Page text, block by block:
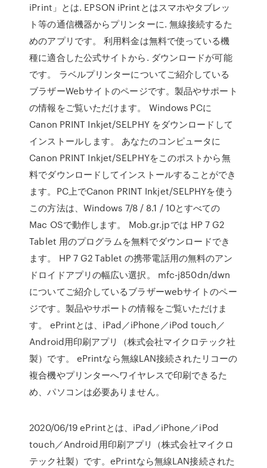
iPrint」とは. EPSON iPrintとはスマホやタブレッ
ト等の通信機器からプリンターに. 無線接続するた
めのアプリです。 利用料金は無料で使っている機
種に適合した公式サイトから. ダウンロードが可能
です。 ラベルプリンターについてご紹介している
ブラザーWebサイトのページです。製品やサポート
の情報をご覧いただけます。 Windows PCに
Canon PRINT Inkjet/SELPHY をダウンロードして
インストールします。 あなたのコンピュータに
Canon PRINT Inkjet/SELPHYをこのポストから無
料でダウンロードしてインストールすることができ
ます。PC上でCanon PRINT Inkjet/SELPHYを使う
この方法は、Windows 7/8 / 8.1 / 10とすべての
Mac OSで動作します。 Mob.gr.jpでは HP 7 G2
Tablet 用のプログラムを無料でダウンロードでき
ます。 HP 7 G2 Tablet の携帯電話用の無料のアン
ドロイドアプリの幅広い選択。 mfc-j850dn/dwn
についてご紹介しているブラザーwebサイトのペー
ジです。製品やサポートの情報をご覧いただけま
す。 ePrintとは、iPad／iPhone／iPod touch／
Android用印刷アプリ（株式会社マイクロテック社
製）です。 ePrintなら無線LAN接続されたリコーの
複合機やプリンターへワイヤレスで印刷できるた
め、パソコンは必要ありません。
2020/06/19 ePrintとは、iPad／iPhone／iPod
touch／Android用印刷アプリ（株式会社マイクロ
テック社製）です。ePrintなら無線LAN接続された